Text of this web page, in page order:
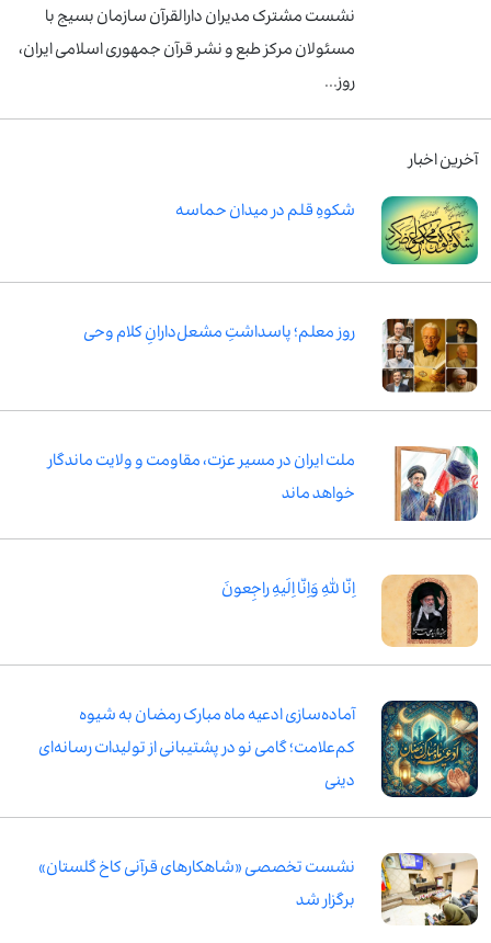
نشست مشترک مدیران دارالقرآن سازمان بسیج با
مسئولان مرکز طبع و نشر قرآن جمهوری اسلامی ایران،
روز...
آخرین اخبار
شکوهِ قلم در میدان حماسه
روز معلم؛ پاسداشتِ مشعل‌دارانِ کلام وحی
ملت ایران در مسیر عزت، مقاومت و ولایت ماندگار
خواهد ماند
اِنّا لِلّٰهِ وَاِنّا اِلَیهِ راجِعونَ
آماده‌سازی ادعیه ماه مبارک رمضان به شیوه
کم‌علامت؛ گامی نو در پشتیبانی از تولیدات رسانه‌ای
دینی
نشست تخصصی «شاهکارهای قرآنی کاخ گلستان»
برگزار شد